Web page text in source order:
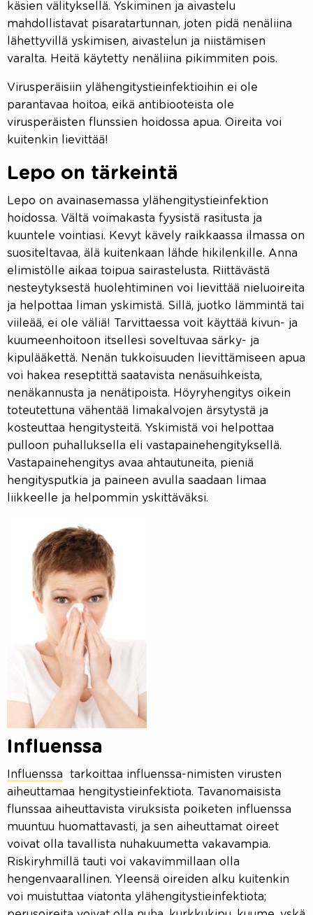
käsien välityksellä. Yskiminen ja aivastelu
mahdollistavat pisaratartunnan, joten pidä nenäliina
lähettyvillä yskimisen, aivastelun ja niistämisen
varalta. Heitä käytetty nenäliina pikimmiten pois.
Virusperäisiin ylähengitystieinfektioihin ei ole
parantavaa hoitoa, eikä antibiooteista ole
virusperäisten flunssien hoidossa apua. Oireita voi
kuitenkin lievittää!
Lepo on tärkeintä
Lepo on avainasemassa ylähengitystieinfektion
hoidossa. Vältä voimakasta fyysistä rasitusta ja
kuuntele vointiasi. Kevyt kävely raikkaassa ilmassa on
suositeltavaa, älä kuitenkaan lähde hikilenkille. Anna
elimistölle aikaa toipua sairastelusta. Riittävästä
nesteytyksestä huolehtiminen voi lievittää nieluoireita
ja helpottaa liman yskimistä. Sillä, juotko lämmintä tai
viileää, ei ole väliä! Tarvittaessa voit käyttää kivun- ja
kuumeenhoitoon itsellesi soveltuvaa särky- ja
kipulääkettä. Nenän tukkoisuuden lievittämiseen apua
voi hakea reseptittä saatavista nenäsuihkeista,
nenäkannusta ja nenätipoista. Höyryhengitys oikein
toteutettuna vähentää limakalvojen ärsytystä ja
kosteuttaa hengitysteitä. Yskimistä voi helpottaa
pulloon puhalluksella eli vastapainehengityksellä.
Vastapainehengitys avaa ahtautuneita, pieniä
hengitysputkia ja paineen avulla saadaan limaa
liikkeelle ja helpommin yskittäväksi.
Influenssa
Influenssa tarkoittaa influenssa-nimisten virusten
aiheuttamaa hengitystieinfektiota. Tavanomaisista
flunssaa aiheuttavista viruksista poiketen influenssa
muuntuu huomattavasti, ja sen aiheuttamat oireet
voivat olla tavallista nuhakuumetta vakavampia.
Riskiryhmillä tauti voi vakavimmillaan olla
hengenvaarallinen. Yleensä oireiden alku kuitenkin
voi muistuttaa viatonta ylähengitystieinfektiota;